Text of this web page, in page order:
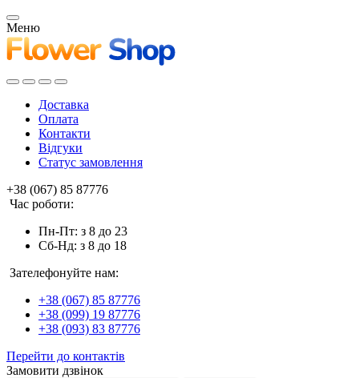
Меню
Доставка
Оплата
Контакти
Відгуки
Статус замовлення
+38 (067) 85 87776
Час роботи:
Пн-Пт: з 8 до 23
Сб-Нд: з 8 до 18
Зателефонуйте нам:
+38 (067) 85 87776
+38 (099) 19 87776
+38 (093) 83 87776
Перейти до контактів
Замовити дзвінок